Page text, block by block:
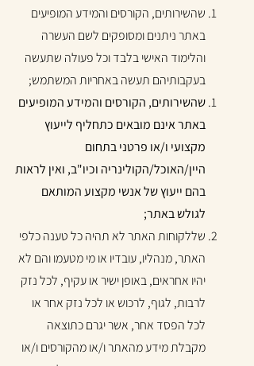
שהשירותים, הקורסים והמידע המופיעים
באתר ניתנים ומסופקים לשם העשרה
והלימוד האישי בלבד וכל פעולה שתעשה
בעקבותיהם תעשה באחריות המשתמש;
שהשירותים, הקורסים והמידע המופיעים
באתר אינם מובאים כתחליף לייעוץ
מקצועי ו/או פרטני בתחום
היין/האוכל/הקולינריה וכיו"ב, ואין לראות
בהם ייעוץ של אנשי מקצוע המותאם
לגולש באתר;
שללקוחות האתר לא תהיה כל טענה כלפי
האתר, מנהליו, עובדיו או מי מטעמו והם לא
יהיו אחראים, באופן ישיר או עקיף, לכל נזק
לרבות, לגוף, לרכוש או לכל נזק אחר או
לכל הפסד אחר, אשר יגרם כתוצאה
מקבלת מידע מהאתר ו/או מהקורסים ו/או